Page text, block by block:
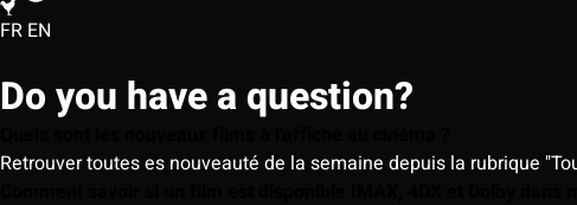
FR EN
Do you have a question?
Retrouver toutes es nouveauté de la semaine depuis la rubrique